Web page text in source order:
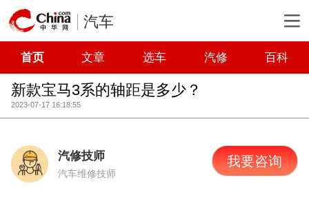
汽车
首页 文章 选车 汽修 百科
新款宝马3系的轴距是多少？
2023-07-17 16:18:55
汽修技师
汽车维修技师
我要咨询